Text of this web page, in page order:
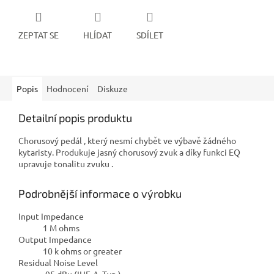
ZEPTAT SE HLÍDAT SDÍLET
Popis Hodnocení Diskuze
Detailní popis produktu
Chorusový pedál , který nesmí chybět ve výbavě žádného
kytaristy. Produkuje jasný chorusový zvuk a díky funkci EQ
upravuje tonalitu zvuku .
Podrobnější informace o výrobku
Input Impedance
1 M ohms
Output Impedance
10 k ohms or greater
Residual Noise Level